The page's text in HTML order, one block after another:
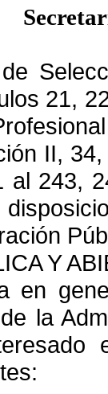
21,
II,
al 243,
Y
en
la